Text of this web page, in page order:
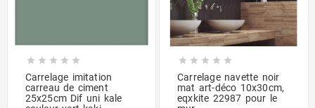
    
Carrelage imitation
carreau de ciment
25x25cm Dif uni kale
    
Carrelage navette noir
mat art-déco 10x30cm,
eqxkite 22987 pour le